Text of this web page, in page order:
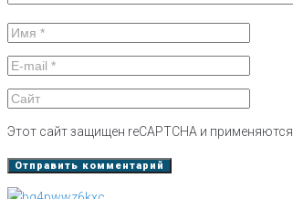
Этот сайт защищен reCAPTCHA и применяются